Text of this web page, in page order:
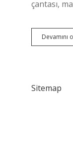
çantası,
Devamını
Sitemap